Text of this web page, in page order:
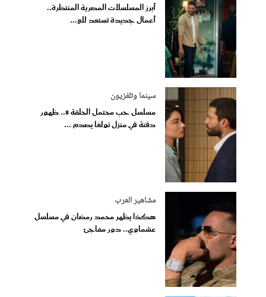
أبرز المسلسلات المصرية المنتظرة..
أعمال جديدة تستعد للع...
سينما وتلفزيون
مسلسل حب محتمل الحلقة 8.. ظهور
دفنة في منزل تولغا يصدم ...
مشاهير العرب
هكذا يظهر محمد رمضان في مسلسل
عشماوي.. دور مفاجئ